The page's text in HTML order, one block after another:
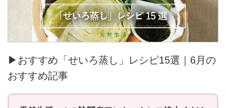
▶おすすめ「せいろ蒸し」レシピ15選｜6月の
おすすめ記事